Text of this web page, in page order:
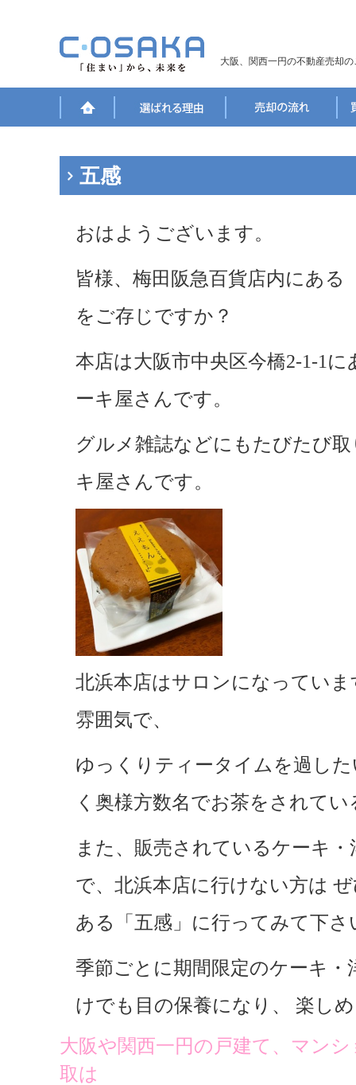
大阪、関西一円の不動産売却
五感
おはようございます。
皆様、梅田阪急百貨店内にあ
をご存じですか？
本店は大阪市中央区今橋2-1-1
ーキ屋さんです。
グルメ雑誌などにもたびたび
キ屋さんです。
北浜本店はサロンになってい
雰囲気で、
ゆっくりティータイムを過し
く奥様方数名でお茶をされて
また、販売されているケーキ
で、北浜本店に行けない方は
ある「五感」に行ってみて下さ
季節ごとに期間限定のケーキ
けでも目の保養になり、 楽し
大阪や関西一円の戸建て、マン
取は